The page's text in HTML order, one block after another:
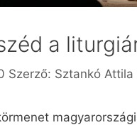
a
Szerző: Sztankó Attila